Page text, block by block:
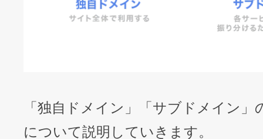
「独自ドメイン」「サブドメイン」
について説明していきます。